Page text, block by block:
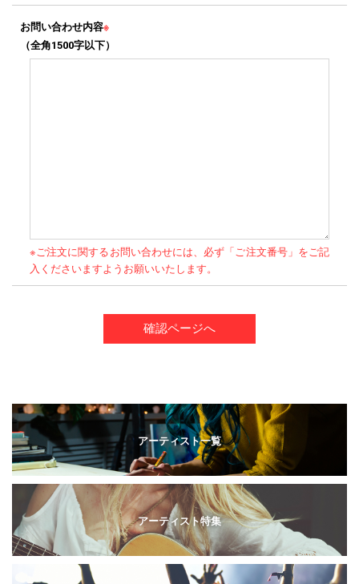
お問い合わせ内容※
（全角1500字以下）
※ご注文に関するお問い合わせには、必ず「ご注文番号」をご記
入くださいますようお願いいたします。
アーティスト一覧
アーティスト特集